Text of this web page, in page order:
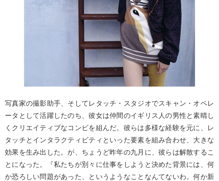
写真家の撮影助手、そしてレタッチ・スタジオでスキャン・オペレ
ータとして活躍したのち、彼女は仲間のイギリス人の男性と素晴し
くクリエイティブなコンビを組んだ。彼らは多様な経験を元に、レ
タッチとインタラクティビティといった要素を組み合わせ、大きな
効果を生み出した。が、ちょうど昨年の九月に、彼らは解散するこ
とになった。『私たちが別々に仕事をしようと決めた背景には、何
か恐ろしい問題があった、というようなことなんてないわ。何か新